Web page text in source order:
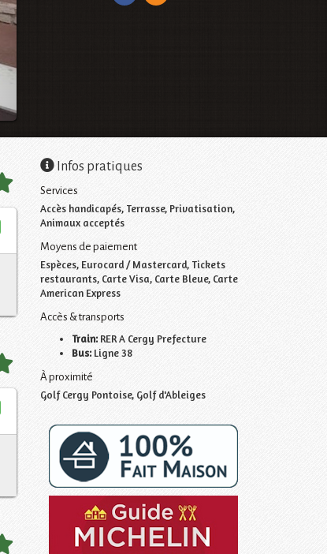
Infos pratiques
Services
Accès handicapés, Terrasse, Privatisation,
Animaux acceptés
Moyens de paiement
Espèces, Eurocard / Mastercard, Tickets
restaurants, Carte Visa, Carte Bleue, Carte
American Express
Accès & transports
Train:RER A Cergy Prefecture
Bus:Ligne 38
À proximité
Golf Cergy Pontoise, Golf d'Ableiges